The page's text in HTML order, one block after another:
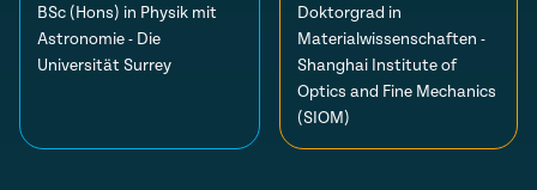
BSc (Hons) in Physik mit
Astronomie - Die
Universität Surrey
Doktorgrad in
Materialwissenschaften -
Shanghai Institute of
Optics and Fine Mechanics
(SIOM)